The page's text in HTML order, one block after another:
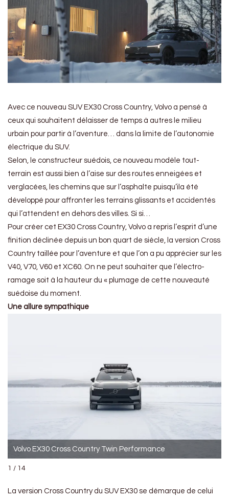
Avec ce nouveau SUV EX30 Cross Country, Volvo a pensé à
ceux qui souhaitent délaisser de temps à autres le milieu
urbain pour partir à l’aventure… dans la limite de l’autonomie
électrique du SUV.
Selon, le constructeur suédois, ce nouveau modèle tout-
terrain est aussi bien à l’aise sur des routes enneigées et
verglacées, les chemins que sur l’asphalte puisqu’ila été
développé pour affronter les terrains glissants et accidentés
qui l’attendent en dehors des villes. Si si…
Pour créer cet EX30 Cross Country, Volvo a repris l’esprit d’une
finition déclinée depuis un bon quart de siècle, la version Cross
Country taillée pour l’aventure et que l’on a pu apprécier sur les
V40, V70, V60 et XC60. On ne peut souhaiter que l’électro-
ramage soit à la hauteur du « plumage de cette nouveauté
suédoise du moment.
Une allure sympathique
Volvo EX30 Cross Country Twin Performance
1 / 14
La version Cross Country du SUV EX30 se démarque de celui